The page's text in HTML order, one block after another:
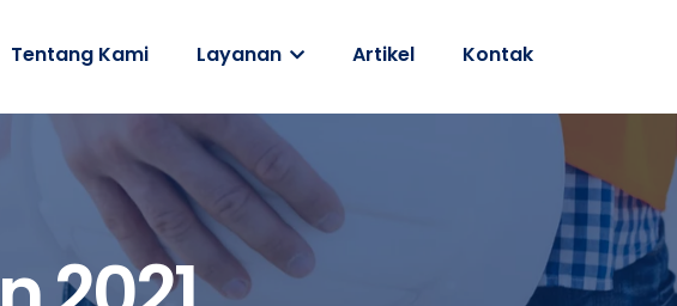
Tentang Kami Layanan Artikel Kontak